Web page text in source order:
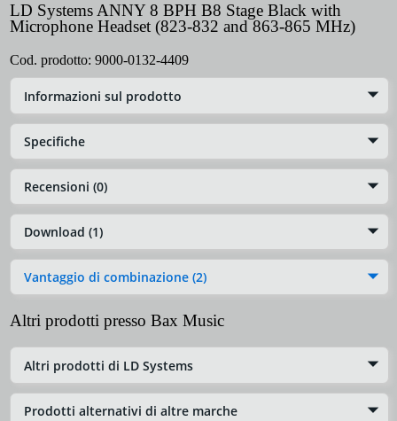
LD Systems ANNY 8 BPH B8 Stage Black with
Microphone Headset (823-832 and 863-865 MHz)
Cod. prodotto: 9000-0132-4409
Informazioni sul prodotto
Specifiche
Recensioni (0)
Download (1)
Vantaggio di combinazione (2)
Altri prodotti presso Bax Music
Altri prodotti di LD Systems
Prodotti alternativi di altre marche